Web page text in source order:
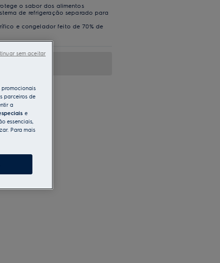
o sabor dos alimentos
de refrigeração separado para
e congelador feito de 70% de
promocionais
parceiros de
a
e
essenciais,
Para mais
sem aceitar